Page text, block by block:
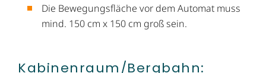
Die Bewegungsfläche vor dem Automat muss
mind. 150 cm x 150 cm groß sein.
Kabinenraum/​Bergbahn: